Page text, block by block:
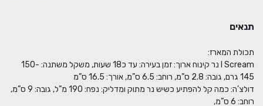
תנאים
I Scream נר קינוח ארוך: זמן בעירה: עד כ18 שעות, משקל משתנה: 150-
דולצ’ה: כמה קל להפתיע כשיש נר מתוק ומדליק: נפח: 190 מ”ל, גובה: 9 ס”מ,